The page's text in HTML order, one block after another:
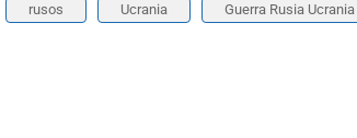
rusos Ucrania Guerra Rusia Ucrania